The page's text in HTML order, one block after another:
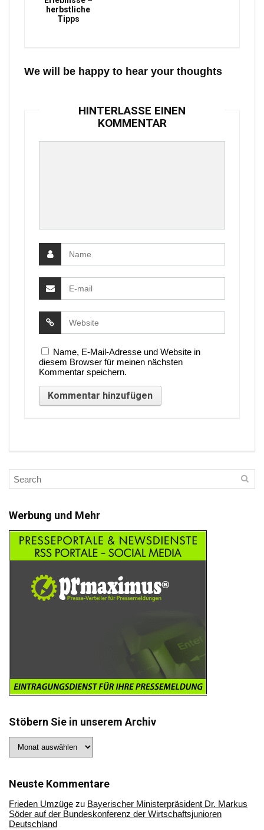
herbstliche
Tipps
We will be happy to hear your thoughts
HINTERLASSE EINEN
KOMMENTAR
Name, E-Mail-Adresse und Website in
diesem Browser für meinen nächsten
Kommentar speichern.
Werbung und Mehr
Stöbern Sie in unserem Archiv
Sie
Archiv
Neuste Kommentare
Frieden Umzüge zu Bayerischer Ministerpräsident Dr. Markus
Söder auf der Bundeskonferenz der Wirtschaftsjunioren
Deutschland